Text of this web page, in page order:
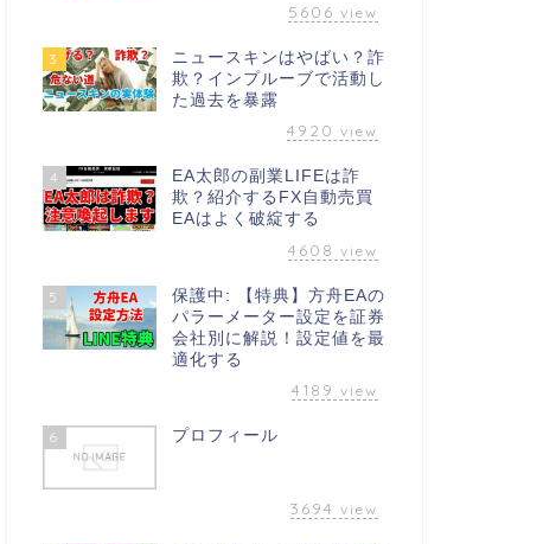
5606 view
3
ニュースキンはやばい？詐
欺？インプルーブで活動し
た過去を暴露
4920 view
4
EA太郎の副業LIFEは詐
欺？紹介するFX自動売買
EAはよく破綻する
4608 view
5
保護中: 【特典】方舟EAの
パラーメーター設定を証券
会社別に解説！設定値を最
適化する
4189 view
6 プロフィール
3694 view